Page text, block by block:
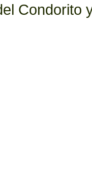
Condorito